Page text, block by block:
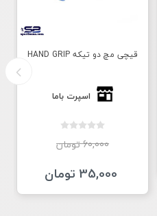
قیچی مچ دو تیکه HAND GRIP
اسپرت باما
60,000 تومان
35,000 تومان